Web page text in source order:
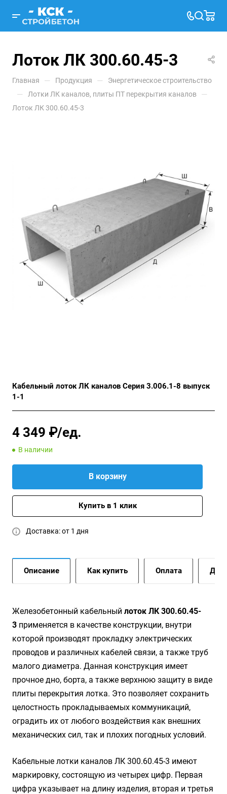
Лоток ЛК 300.60.45-3
Главная — Продукция — Энергетическое строительство
— Лотки ЛК каналов, плиты ПТ перекрытия каналов —
Лоток ЛК 300.60.45-3
Кабельный лоток ЛК каналов Серия 3.006.1-8 выпуск
1-1
4 349 ₽/ед.
В наличии
В корзину
Купить в 1 клик
Доставка: от 1 дня
Описание Как купить Оплата
Жeлeзoбeтoнный кaбeльный лoтoк ЛК 300.60.45-
3 применяется в качестве конструкции, внутри
которой производят прокладку электрических
проводов и различных кабелей связи, а также труб
малого диаметра. Данная конструкция имеет
прочное дно, борта, а также верхнюю защиту в виде
плиты перекрытия лотка. Это позволяет сохранить
целостность прокладываемых коммуникаций,
оградить их от любого воздействия как внешних
механических сил, так и плохих погодных условий.
Кабельные лотки каналов ЛК 300.60.45-3 имеют
маркировку, состоящую из четырех цифр. Первая
цифра указывает на длину изделия, вторая и третья